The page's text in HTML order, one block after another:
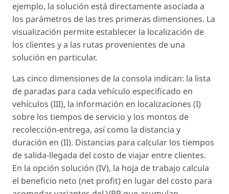
ejemplo, la solución está directamente asociada a
los parámetros de las tres primeras dimensiones. La
visualización permite establecer la localización de
los clientes y a las rutas provenientes de una
solución en particular.
Las cinco dimensiones de la consola indican: la lista
de paradas para cada vehículo especificado en
vehículos (III), la información en localizaciones (I)
sobre los tiempos de servicio y los montos de
recolección-entrega, así como la distancia y
duración en (II). Distancias para calcular los tiempos
de salida-llegada del costo de viajar entre clientes.
En la opción solución (IV), la hoja de trabajo calcula
el beneficio neto (net profit) en lugar del costo para